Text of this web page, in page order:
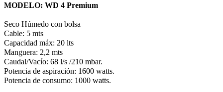
MODELO: WD 4 Premium
Seco Húmedo con bolsa
Cable: 5 mts
Capacidad máx: 20 lts
Manguera: 2,2 mts
Caudal/Vacío: 68 l/s /210 mbar.
Potencia de aspiración: 1600 watts.
Potencia de consumo: 1000 watts.